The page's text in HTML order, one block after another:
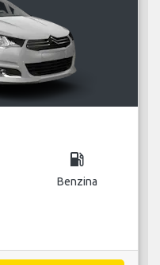
local_gas_station
Benzina